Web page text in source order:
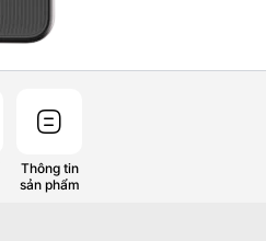
Thông tin
sản phẩm